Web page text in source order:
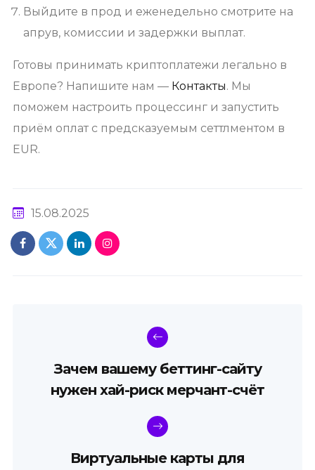
Выйдите в прод и еженедельно смотрите на
апрув, комиссии и задержки выплат.
Готовы принимать криптоплатежи легально в
Европе? Напишите нам — Контакты. Мы
поможем настроить процессинг и запустить
приём оплат с предсказуемым сеттлментом в
EUR.
15.08.2025
Зачем вашему беттинг-сайту
нужен хай-риск мерчант-счёт
Виртуальные карты для